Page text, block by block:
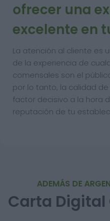
ofrecer una
excelente en
La atención al cliente es
de la experiencia de
comensales son el
por lo tanto, la calidad
factor decisivo a la hora
reputación de tu
ADEMÁS DE
Carta Digital